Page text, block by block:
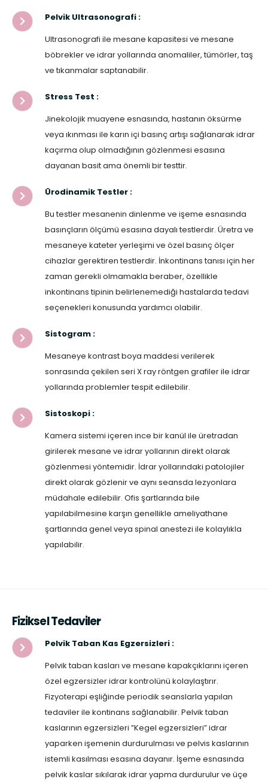
Pelvik Ultrasonografi :
Ultrasonografi ile mesane kapasitesi ve mesane
böbrekler ve idrar yollarında anomaliler, tümörler, taş
ve tıkanmalar saptanabilir.
Stress Test :
Jinekolojik muayene esnasında, hastanın öksürme
veya ıkınması ile karın içi basınç artışı sağlanarak idrar
kaçırma olup olmadığının gözlenmesi esasına
dayanan basit ama önemli bir testtir.
Ürodinamik Testler :
Bu testler mesanenin dinlenme ve işeme esnasında
basınçların ölçümü esasına dayalı testlerdir. Üretra ve
mesaneye kateter yerleşimi ve özel basınç ölçer
cihazlar gerektiren testlerdir. İnkontinans tanısı için her
zaman gerekli olmamakla beraber, özellikle
inkontinans tipinin belirlenemediği hastalarda tedavi
seçenekleri konusunda yardımcı olabilir.
Sistogram :
Mesaneye kontrast boya maddesi verilerek
sonrasında çekilen seri X ray röntgen grafiler ile idrar
yollarında problemler tespit edilebilir.
Sistoskopi :
Kamera sistemi içeren ince bir kanül ile üretradan
girilerek mesane ve idrar yollarının direkt olarak
gözlenmesi yöntemidir. İdrar yollarındaki patolojiler
direkt olarak gözlenir ve aynı seansda lezyonlara
müdahale edilebilir. Ofis şartlarında bile
yapılabilmesine karşın genellikle ameliyathane
şartlarında genel veya spinal anestezi ile kolaylıkla
yapılabilir.
Fiziksel Tedaviler
Pelvik Taban Kas Egzersizleri :
Pelvik taban kasları ve mesane kapakçıklarını içeren
özel egzersizler idrar kontrolünü kolaylaştırır.
Fizyoterapi eşliğinde periodik seanslarla yapılan
tedaviler ile kontinans sağlanabilir. Pelvik taban
kaslarının egzersizleri ”Kegel egzersizleri” idrar
yaparken işemenin durdurulması ve pelvis kaslarının
istemli kasılması esasına dayanır. İşeme esnasında
pelvik kaslar sıkılarak idrar yapma durdurulur ve üçe